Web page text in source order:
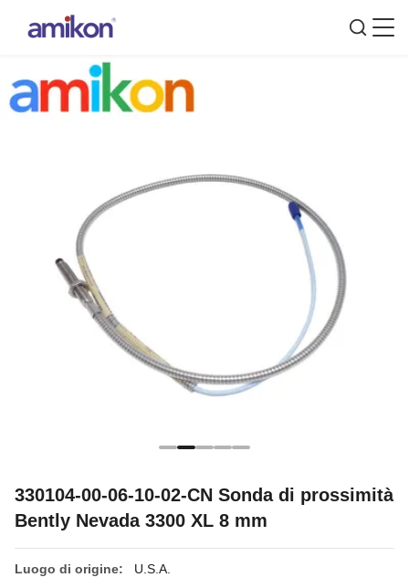
330104-00-06-10-02-CN Sonda di prossimità
Bently Nevada 3300 XL 8 mm
Luogo di origine: U.S.A.